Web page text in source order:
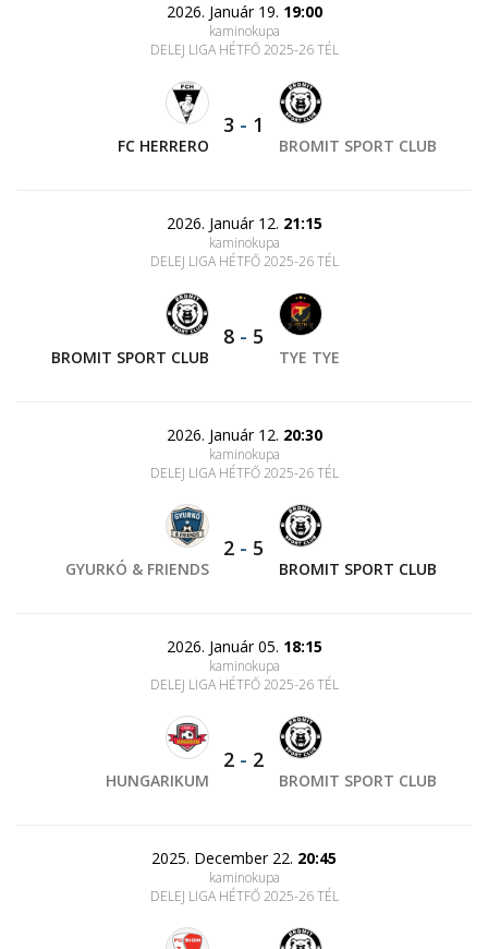
2026. Január 19. 19:00
kaminokupa
DELEJ LIGA HÉTFŐ 2025-26 TÉL
FC HERRERO
3 - 1
BROMIT SPORT CLUB
2026. Január 12. 21:15
kaminokupa
DELEJ LIGA HÉTFŐ 2025-26 TÉL
BROMIT SPORT CLUB
8 - 5
TYE TYE
2026. Január 12. 20:30
kaminokupa
DELEJ LIGA HÉTFŐ 2025-26 TÉL
GYURKÓ & FRIENDS
2 - 5
BROMIT SPORT CLUB
2026. Január 05. 18:15
kaminokupa
DELEJ LIGA HÉTFŐ 2025-26 TÉL
HUNGARIKUM
2 - 2
BROMIT SPORT CLUB
2025. December 22. 20:45
kaminokupa
DELEJ LIGA HÉTFŐ 2025-26 TÉL